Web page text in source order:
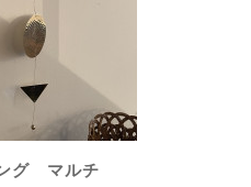
グ マルチ